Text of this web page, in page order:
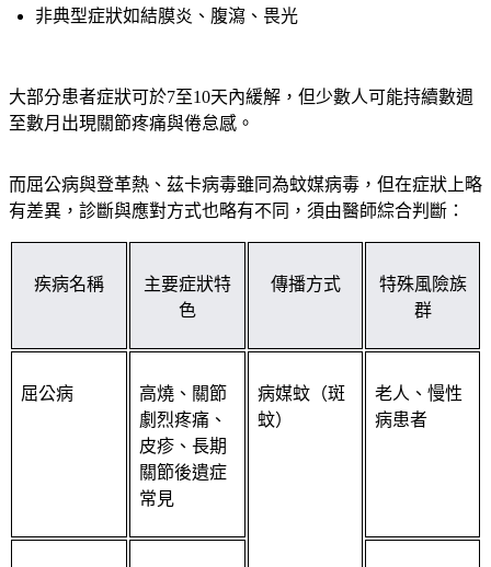
非典型症狀如結膜炎、腹瀉、畏光
大部分患者症狀可於7至10天內緩解，但少數人可能持續數週
至數月出現關節疼痛與倦怠感。
而屈公病與登革熱、茲卡病毒雖同為蚊媒病毒，但在症狀上略
有差異，診斷與應對方式也略有不同，須由醫師綜合判斷：
疾病名稱
主要症狀特
色
傳播方式
特殊風險族
群
屈公病
高燒、關節
劇烈疼痛、
皮疹、長期
關節後遺症
常見
病媒蚊（斑
蚊）
老人、慢性
病患者